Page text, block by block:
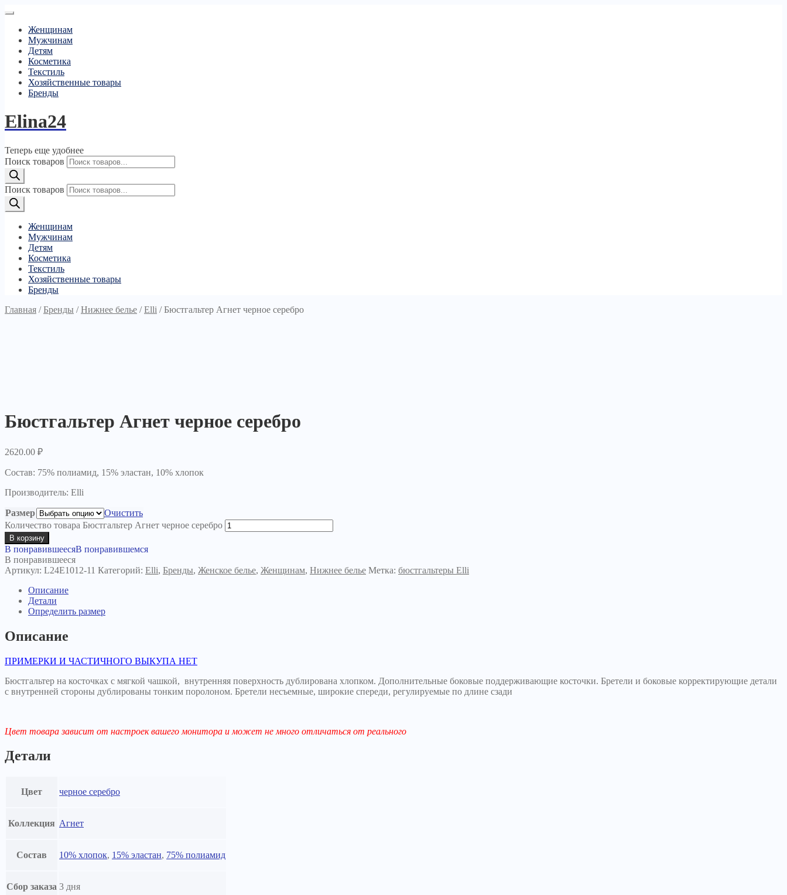
Женщинам
Мужчинам
Детям
Косметика
Текстиль
Хозяйственные товары
Бренды
Elina24
Теперь еще удобнее
Поиск товаров
Поиск товаров
Женщинам
Мужчинам
Детям
Косметика
Текстиль
Хозяйственные товары
Бренды
Главная /Бренды /Нижнее белье /Elli /Бюстгальтер Агнет черное серебро
Бюстгальтер Агнет черное серебро
2620.00 ₽
Состав: 75% полиамид, 15% эластан, 10% хлопок
Производитель: Elli
Размер
Очистить
Количество товара Бюстгальтер Агнет черное серебро
В корзину
В понравившеесяВ понравившемся
В понравившееся
Артикул: L24E1012-11 Категорий: Elli, Бренды, Женское белье, Женщинам, Нижнее белье Метка: бюстгальтеры Elli
Описание
Детали
Определить размер
Описание
ПРИМЕРКИ И ЧАСТИЧНОГО ВЫКУПА НЕТ
Бюстгальтер на косточках с мягкой чашкой, внутренняя поверхность дублирована хлопком. Дополнительные боковые поддерживающие косточки. Бретели и боковые корректирующие детали
с внутренней стороны дублированы тонким поролоном. Бретели несъемные, широкие спереди, регулируемые по длине сзади
Цвет товара зависит от настроек вашего монитора и может не много отличаться от реального
Детали
Цвет черное серебро
Коллекция Агнет
Состав 10% хлопок, 15% эластан, 75% полиамид
Сбор заказа 3 дня